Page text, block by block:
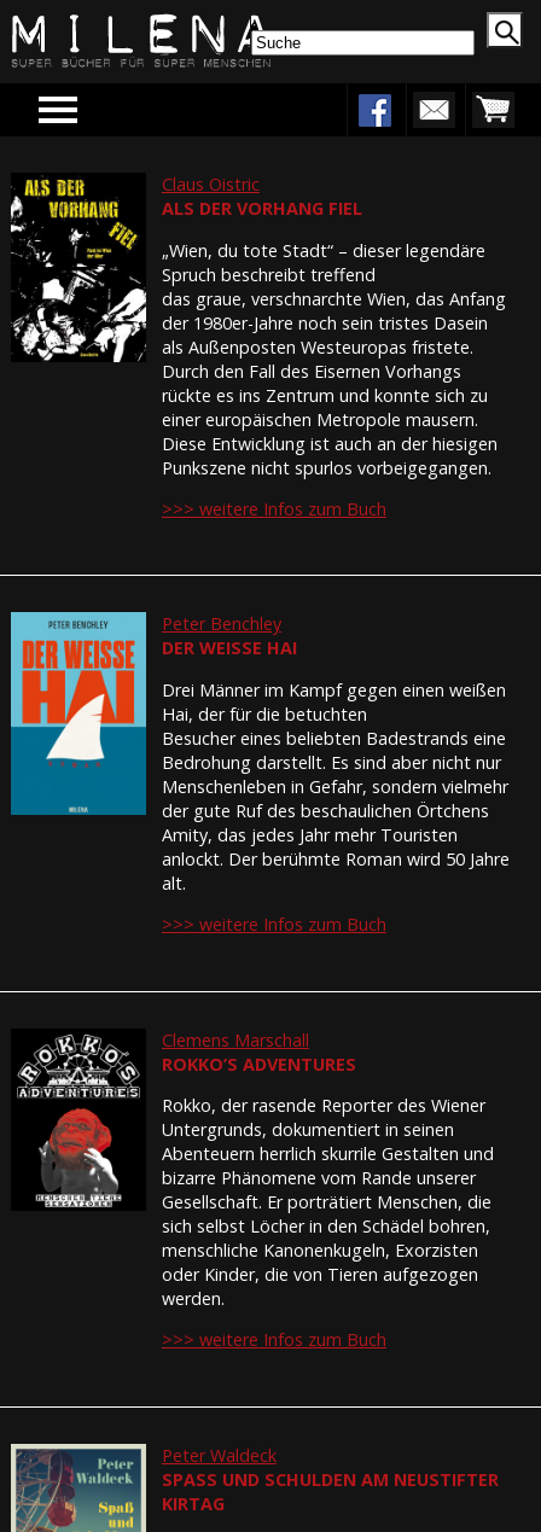
Menu
Claus Oistric
ALS DER VORHANG FIEL
„Wien, du tote Stadt“ – dieser legendäre
Spruch beschreibt treffend
das graue, verschnarchte Wien, das Anfang
der 1980er-Jahre noch sein tristes Dasein
als Außenposten Westeuropas fristete.
Durch den Fall des Eisernen Vorhangs
rückte es ins Zentrum und konnte sich zu
einer europäischen Metropole mausern.
Diese Entwicklung ist auch an der hiesigen
Punkszene nicht spurlos vorbeigegangen.
>>> weitere Infos zum Buch
Peter Benchley
DER WEISSE HAI
Drei Männer im Kampf gegen einen weißen
Hai, der für die betuchten
Besucher eines beliebten Badestrands eine
Bedrohung darstellt. Es sind aber nicht nur
Menschenleben in Gefahr, sondern vielmehr
der gute Ruf des beschaulichen Örtchens
Amity, das jedes Jahr mehr Touristen
anlockt. Der berühmte Roman wird 50 Jahre
alt.
>>> weitere Infos zum Buch
Clemens Marschall
ROKKO’S ADVENTURES
Rokko, der rasende Reporter des Wiener
Untergrunds, dokumentiert in seinen
Abenteuern herrlich skurrile Gestalten und
bizarre Phänomene vom Rande unserer
Gesellschaft. Er porträtiert Menschen, die
sich selbst Löcher in den Schädel bohren,
menschliche Kanonenkugeln, Exorzisten
oder Kinder, die von Tieren aufgezogen
werden.
>>> weitere Infos zum Buch
Peter Waldeck
SPASS UND SCHULDEN AM NEUSTIFTER K
IRTAG